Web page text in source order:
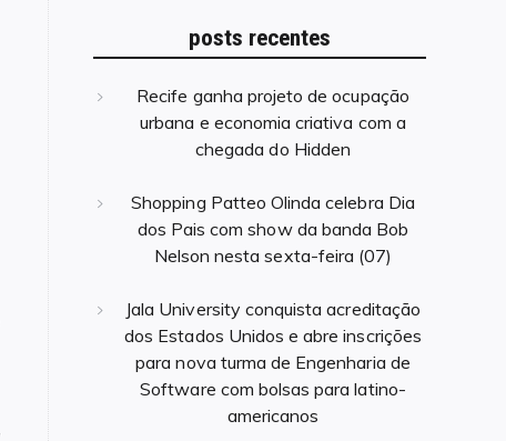
posts recentes
Recife ganha projeto de ocupação
urbana e economia criativa com a
chegada do Hidden
Shopping Patteo Olinda celebra Dia
dos Pais com show da banda Bob
Nelson nesta sexta-feira (07)
Jala University conquista acreditação
dos Estados Unidos e abre inscrições
para nova turma de Engenharia de
Software com bolsas para latino-
americanos